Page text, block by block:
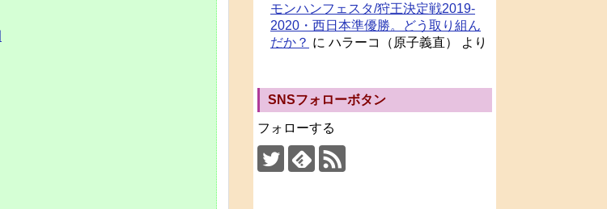
モンハンフェスタ/狩王決定戦2019-
2020・西日本準優勝。どう取り組ん
だか？ に ハラーコ（原子義直） より
SNSフォローボタン
フォローする